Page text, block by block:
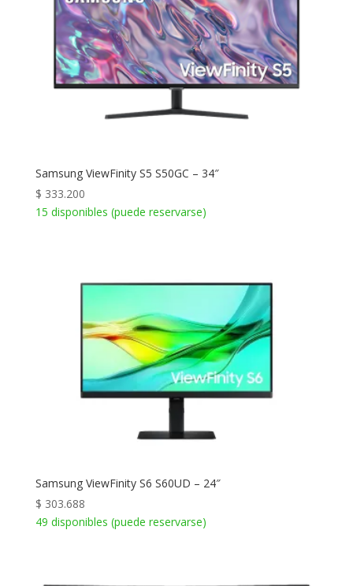
Samsung ViewFinity S5 S50GC – 34″
$ 333.200
15 disponibles (puede reservarse)
Samsung ViewFinity S6 S60UD – 24″
$ 303.688
49 disponibles (puede reservarse)